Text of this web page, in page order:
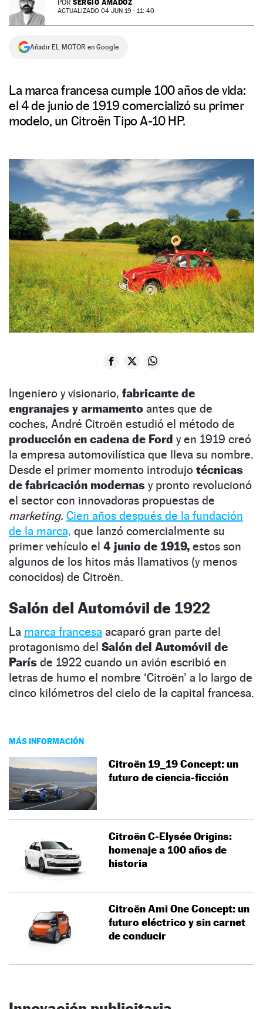
NEWSLETTER
SÍGUENOS
POR SERGIO AMADOZ
ACTUALIZADO 04 JUN 19 - 11: 40
Añadir EL MOTOR en Google
La marca francesa cumple 100 años de vida:
el 4 de junio de 1919 comercializó su primer
modelo, un Citroën Tipo A-10 HP.
Ingeniero y visionario, fabricante de
engranajes y armamento antes que de
coches, André Citroën estudió el método de
producción en cadena de Ford y en 1919 creó
la empresa automovilística que lleva su nombre.
Desde el primer momento introdujo técnicas
de fabricación modernas y pronto revolucionó
el sector con innovadoras propuestas de
marketing. Cien años después de la fundación
de la marca, que lanzó comercialmente su
primer vehículo el 4 junio de 1919, estos son
algunos de los hitos más llamativos (y menos
conocidos) de Citroën.
Salón del Automóvil de 1922
La marca francesa acaparó gran parte del
protagonismo del Salón del Automóvil de
París de 1922 cuando un avión escribió en
letras de humo el nombre ‘Citroën’ a lo largo de
cinco kilómetros del cielo de la capital francesa.
MÁS INFORMACIÓN
Citroën 19_19 Concept: un
futuro de ciencia-ficción
Citroën C-Elysée Origins:
homenaje a 100 años de
historia
Citroën Ami One Concept: un
futuro eléctrico y sin carnet
de conducir